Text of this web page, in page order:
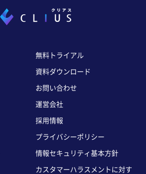
無料トライアル
資料ダウンロード
お問い合わせ
運営会社
採用情報
プライバシーポリシー
情報セキュリティ基本方針
カスタマーハラスメントに対す